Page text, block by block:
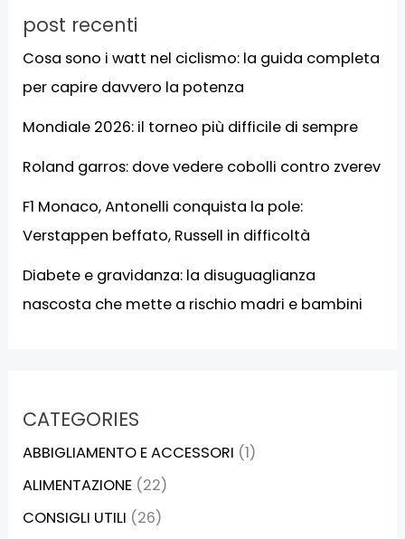
post recenti
Cosa sono i watt nel ciclismo: la guida completa
per capire davvero la potenza
Mondiale 2026: il torneo più difficile di sempre
Roland garros: dove vedere cobolli contro zverev
F1 Monaco, Antonelli conquista la pole:
Verstappen beffato, Russell in difficoltà
Diabete e gravidanza: la disuguaglianza
nascosta che mette a rischio madri e bambini
CATEGORIES
ABBIGLIAMENTO E ACCESSORI (1)
ALIMENTAZIONE (22)
CONSIGLI UTILI (26)